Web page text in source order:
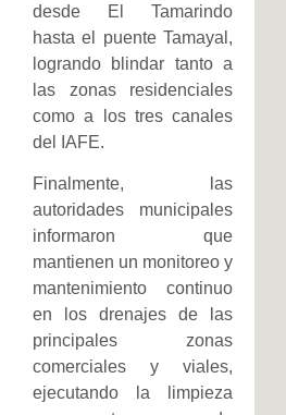
desde El Tamarindo
hasta el puente Tamayal,
logrando blindar tanto a
las zonas residenciales
como a los tres canales
del IAFE.
Finalmente, las
autoridades municipales
informaron que
mantienen un monitoreo y
mantenimiento continuo
en los drenajes de las
principales zonas
comerciales y viales,
ejecutando la limpieza